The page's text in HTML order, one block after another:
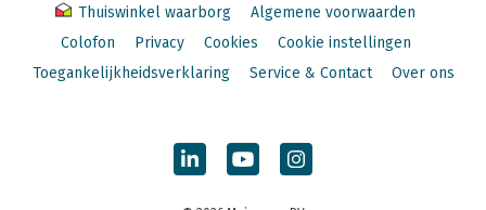
Thuiswinkel waarborg
Algemene voorwaarden
Colofon
Privacy Cookies
Cookie instellingen
Toegankelijkheidsverklaring
Service & Contact Over ons